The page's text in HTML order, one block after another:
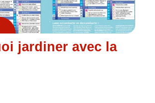
jardiner avec la